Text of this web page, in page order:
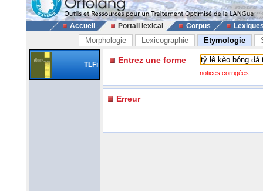
Accueil Portail lexical Corpus
Morphologie Lexicographie Etymologie
TLFi Entrez une forme
notices corrigées
Erreur